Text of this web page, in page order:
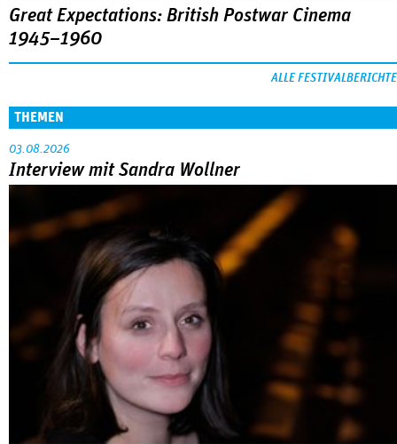
Great Expectations: British Postwar Cinema
1945–1960
ALLE FESTIVALBERICHTE
THEMEN
03.08.2026
Interview mit Sandra Wollner